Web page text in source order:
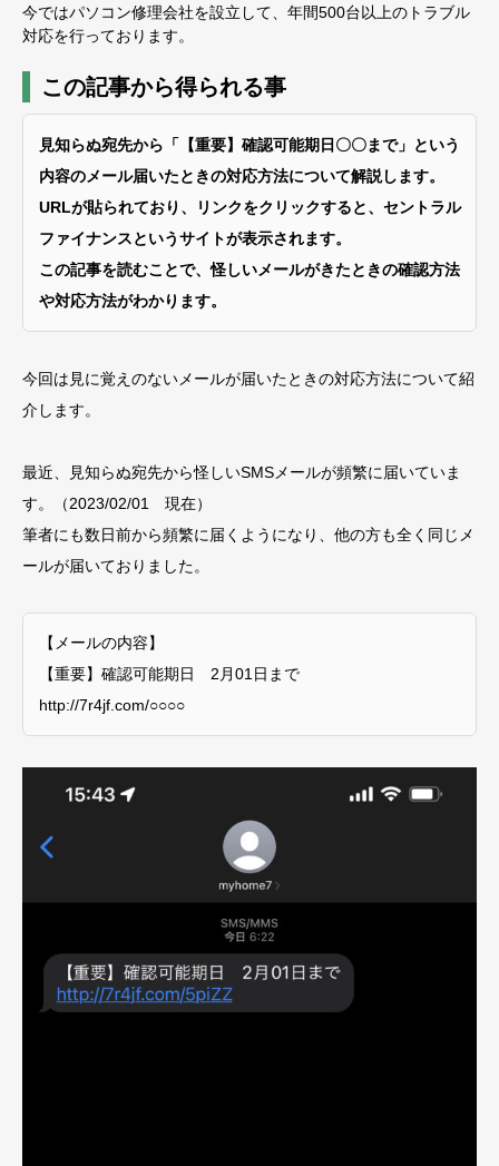
今ではパソコン修理会社を設立して、年間500台以上のトラブル
対応を行っております。
この記事から得られる事
見知らぬ宛先から「【重要】確認可能期日〇〇まで」という
内容のメール届いたときの対応方法について解説します。
URLが貼られており、リンクをクリックすると、セントラル
ファイナンスというサイトが表示されます。
この記事を読むことで、怪しいメールがきたときの確認方法
や対応方法がわかります。
今回は見に覚えのないメールが届いたときの対応方法について紹
介します。
最近、見知らぬ宛先から怪しいSMSメールが頻繁に届いていま
す。（2023/02/01 現在）
筆者にも数日前から頻繁に届くようになり、他の方も全く同じメ
ールが届いておりました。
【メールの内容】
【重要】確認可能期日 2月01日まで
http://7r4jf.com/○○○○